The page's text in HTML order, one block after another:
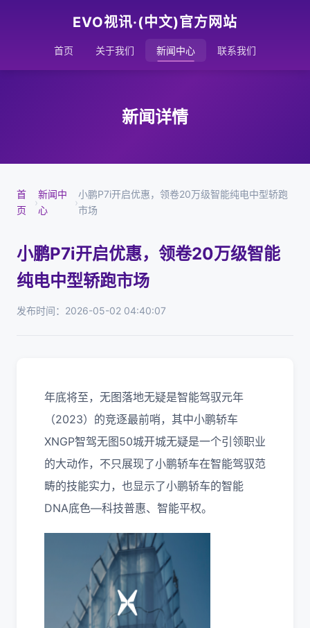
EVO视讯·(中文)官方网站
首页 关于我们 新闻中心 联系我们
新闻详情
首
页
›
新闻中
心
›
小鹏P7i开启优惠，领卷20万级智能纯电中型轿跑
市场
小鹏P7i开启优惠，领卷20万级智能
纯电中型轿跑市场
发布时间：2026-05-02 04:40:07
年底将至，无图落地无疑是智能驾驭元年
（2023）的竞逐最前哨，其中小鹏轿车
XNGP智驾无图50城开城无疑是一个引领职业
的大动作，不只展现了小鹏轿车在智能驾驭范
畴的技能实力，也显示了小鹏轿车的智能
DNA底色—科技普惠、智能平权。